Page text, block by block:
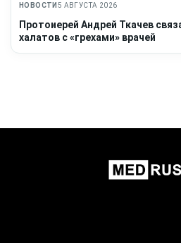
НОВОСТИ 5 АВГУСТА 2026
Протоиерей Андрей Ткачев
халатов с «грехами» врачей